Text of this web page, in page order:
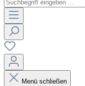
Menü schließen